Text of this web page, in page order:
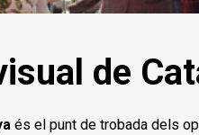
de
és el punt de trobada dels